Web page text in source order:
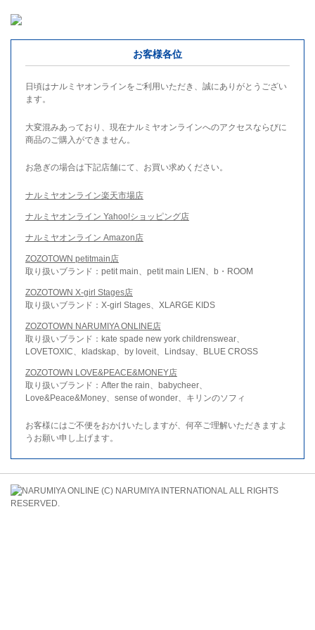
お客様各位
日頃はナルミヤオンラインをご利用いただき、誠にありがとうござい
ます。
大変混みあっており、現在ナルミヤオンラインへのアクセスならびに
商品のご購入ができません。
お急ぎの場合は下記店舗にて、お買い求めください。
ナルミヤオンライン楽天市場店
ナルミヤオンライン Yahoo!ショッピング店
ナルミヤオンライン Amazon店
ZOZOTOWN petitmain店
取り扱いブランド：petit main、petit main LIEN、b・ROOM
ZOZOTOWN X-girl Stages店
取り扱いブランド：X-girl Stages、XLARGE KIDS
ZOZOTOWN NARUMIYA ONLINE店
取り扱いブランド：kate spade new york childrenswear、
LOVETOXIC、kladskap、by loveit、Lindsay、BLUE CROSS
ZOZOTOWN LOVE&PEACE&MONEY店
取り扱いブランド：After the rain、babycheer、
Love&Peace&Money、sense of wonder、キリンのソフィ
お客様にはご不便をおかけいたしますが、何卒ご理解いただきますよ
うお願い申し上げます。